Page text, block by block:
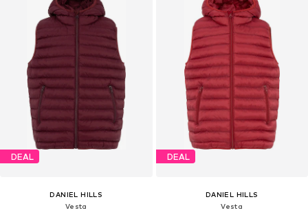
DEAL
DANIEL HILLS
Vesta
DEAL
DANIEL HILLS
Vesta